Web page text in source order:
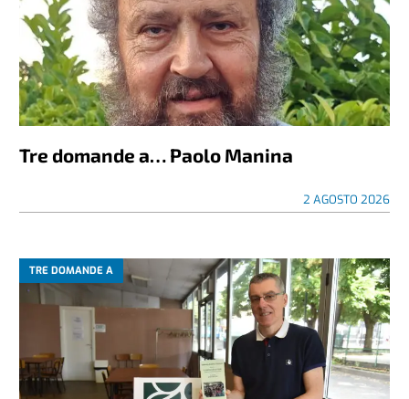
Tre domande a… Paolo Manina
2 AGOSTO 2026
TRE DOMANDE A